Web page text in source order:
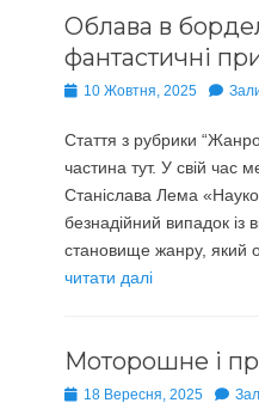
Облава в
фантастичні
Опубліковано
10 Жовтня, 2025
Стаття з рубрики
частина тут. У свій час
Станіслава Лема
безнадійний випадок із
становище жанру, який
читати далі
Моторошне і
Опубліковано
18 Вересня, 2025